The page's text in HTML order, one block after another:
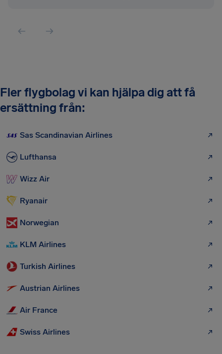
Fler flygbolag vi kan hjälpa dig att få
ersättning från:
Sas Scandinavian Airlines
Lufthansa
Wizz Air
Ryanair
Norwegian
KLM Airlines
Turkish Airlines
Austrian Airlines
Air France
Swiss Airlines